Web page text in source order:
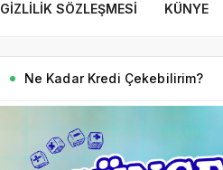
GIZLILIK SÖZLEŞMESI KÜNYE
Ne Kadar Kredi Çekebilirim?